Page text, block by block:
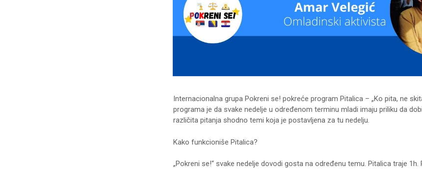
Internacionalna grupa Pokreni se! pokreće program Pitalica – „Ko pita, ne
programa je da svake nedelje u određenom terminu mladi imaju priliku da
različita pitanja shodno temi koja je postavljena za tu nedelju.
Kako funkcioniše Pitalica?
„Pokreni se!“ svake nedelje dovodi gosta na određenu temu. Pitalica traje 1h.